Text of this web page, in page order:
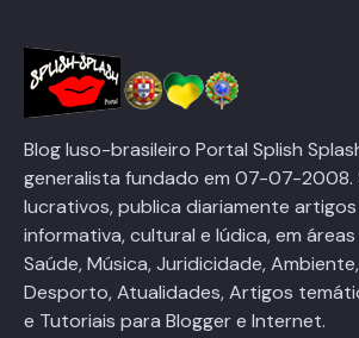
Blog luso-brasileiro Portal Splish
generalista fundado em 07-07-2008.
lucrativos, publica diariamente
informativa, cultural e lúdica, em
Saúde, Música, Juridicidade,
Desporto, Atualidades, Artigos
e Tutoriais para Blogger e Internet.